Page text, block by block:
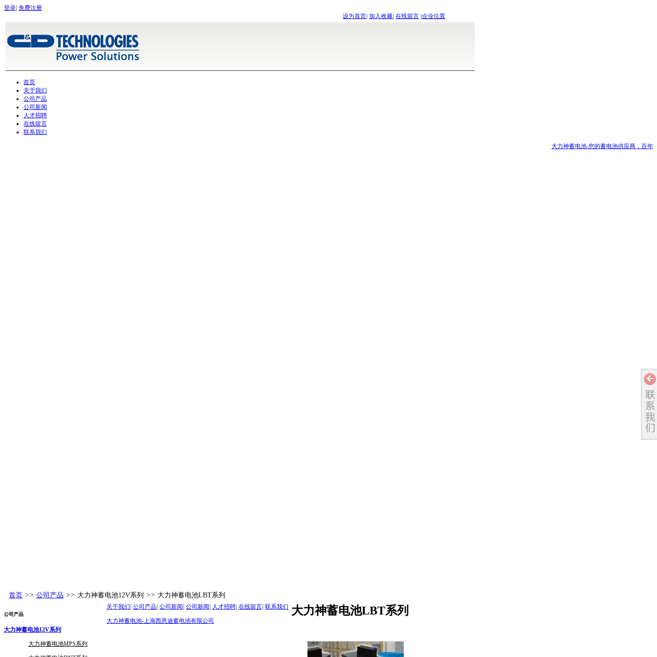
登录 免费注册
设为首页 加入收藏 在线留言 |企业位置
首页
关于我们
公司产品
公司新闻
人才招聘
在线留言
联系我们
大力神蓄电池-您的蓄电池供应商，百年
首页 >> 公司产品 >> 大力神蓄电池12V系列 >> 大力神蓄电池LBT系列
大力神蓄电池LBT系列
公司产品
大力神蓄电池12V系列
大力神蓄电池MPS系列
关于我们 公司产品 公司新闻 公司新闻 人才招聘 在线留言 联系我们
大力神蓄电池-上海西恩迪蓄电池有限公司